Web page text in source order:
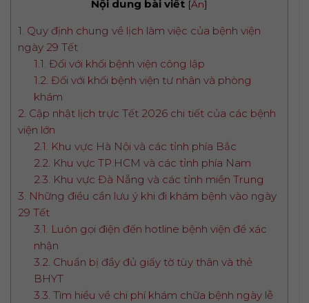
Nội dung bài viết [Ẩn]
1. Quy định chung về lịch làm việc của bệnh viện
ngày 29 Tết
1.1. Đối với khối bệnh viện công lập
1.2. Đối với khối bệnh viện tư nhân và phòng
khám
2. Cập nhật lịch trực Tết 2026 chi tiết của các bệnh
viện lớn
2.1. Khu vực Hà Nội và các tỉnh phía Bắc
2.2. Khu vực TP.HCM và các tỉnh phía Nam
2.3. Khu vực Đà Nẵng và các tỉnh miền Trung
3. Những điều cần lưu ý khi đi khám bệnh vào ngày
29 Tết
3.1. Luôn gọi điện đến hotline bệnh viện để xác
nhận
3.2. Chuẩn bị đầy đủ giấy tờ tùy thân và thẻ
BHYT
3.3. Tìm hiểu về chi phí khám chữa bệnh ngày lễ